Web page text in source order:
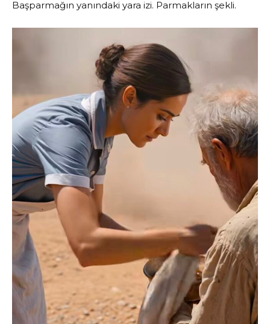
Başparmağın yanındaki yara izi. Parmakların şekli.